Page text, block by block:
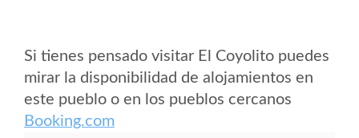
Si tienes pensado visitar El Coyolito puedes
mirar la disponibilidad de alojamientos en
este pueblo o en los pueblos cercanos
Booking.com